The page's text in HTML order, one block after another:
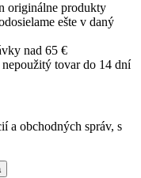
originálne produkty
ešte v daný
nad 65 €
tovar do 14 dní
a obchodných správ, s